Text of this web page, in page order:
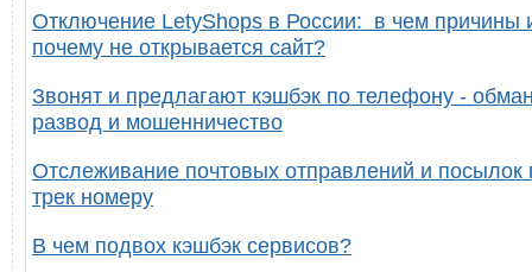
Отключение LetyShops в России: в чем причины
почему не открывается сайт?
Звонят и предлагают кэшбэк по телефону -
развод и мошенничество
Отслеживание почтовых отправлений и посылок
трек номеру
В чем подвох кэшбэк сервисов?